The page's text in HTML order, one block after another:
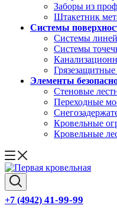
Заборы из
Штакетник
Системы
Системы
Системы
Элементы
Стеновые
Переходные
Кровельные
Кровельные
+7 (4942) 41-99-99